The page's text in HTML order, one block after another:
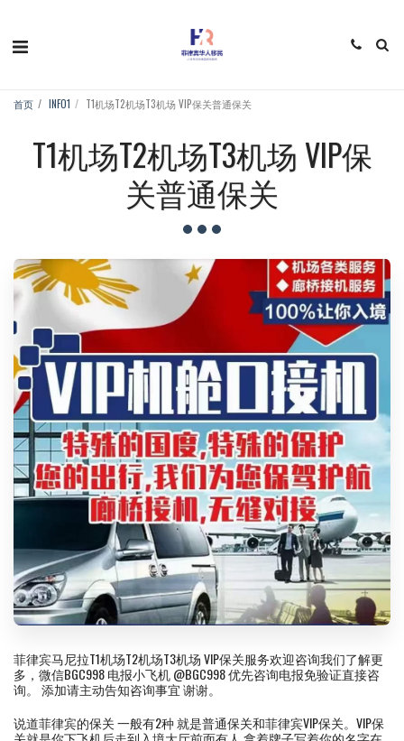
首页 INFO1 T1机场T2机场T3机场 VIP保关普通保关
T1机场T2机场T3机场 VIP保
关普通保关
菲律宾马尼拉T1机场T2机场T3机场 VIP保关服务欢迎咨询我们了解更
多，微信BGC998 电报小飞机 @BGC998 优先咨询电报免验证直接咨
询。 添加请主动告知咨询事宜 谢谢。
说道菲律宾的保关 一般有2种 就是普通保关和菲律宾VIP保关。VIP保